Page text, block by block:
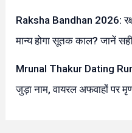
Raksha Bandhan 2026:
मान्य होगा सूतक काल? जानें
Mrunal Thakur Dating
जुड़ा नाम, वायरल अफवाहों पर